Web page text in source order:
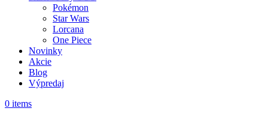
Pokémon
Star Wars
Lorcana
One Piece
Novinky
Akcie
Blog
Výpredaj
0 items